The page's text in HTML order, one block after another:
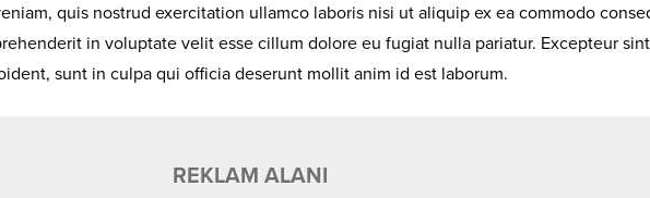
quis nostrud exercitation ullamco laboris nisi ut aliquip ex ea commodo
in voluptate velit esse cillum dolore eu fugiat nulla pariatur. Excepteur sint
sunt in culpa qui officia deserunt mollit anim id est laborum.
REKLAM ALANI